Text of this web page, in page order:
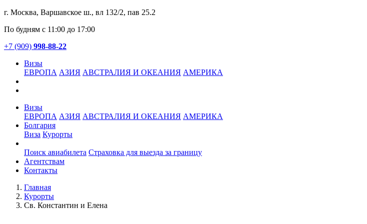
г. Москва, Варшавское ш., вл 132/2, пав 25.2
По будням с 11:00 до 17:00
+7 (909) 998-88-22
Визы
ЕВРОПА АЗИЯ АВСТРАЛИЯ И ОКЕАНИЯ АМЕРИКА
Визы
ЕВРОПА АЗИЯ АВСТРАЛИЯ И ОКЕАНИЯ АМЕРИКА
Болгария
Виза Курорты
Поиск авиабилета Страховка для выезда за границу
Агентствам
Контакты
Главная
Курорты
Св. Константин и Елена